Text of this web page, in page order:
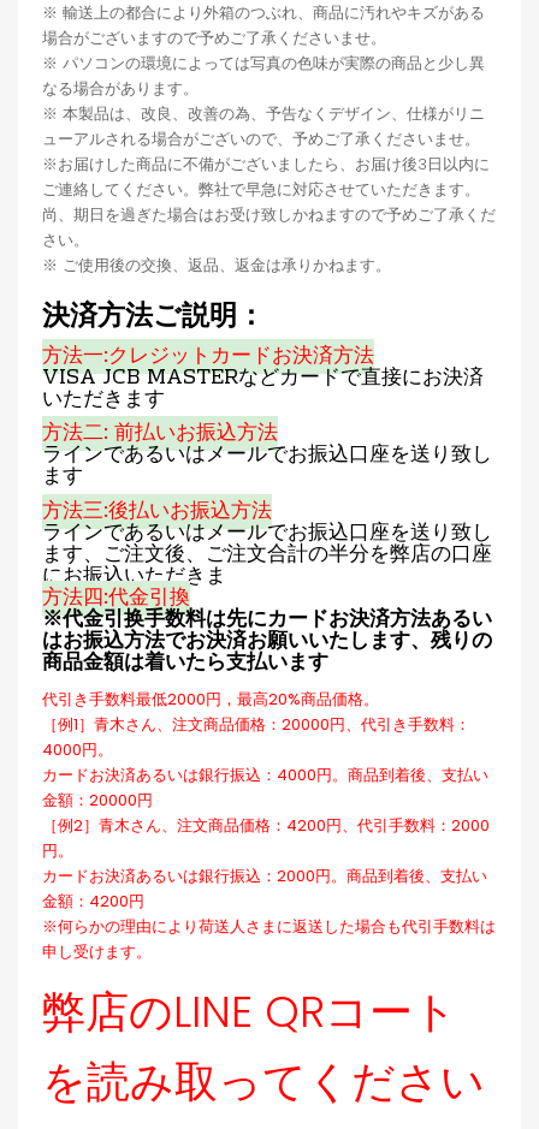
※ 輸送上の都合により外箱のつぶれ、商品に汚れやキズがある
場合がございますので予めご了承くださいませ。
※ パソコンの環境によっては写真の色味が実際の商品と少し異
なる場合があります。
※ 本製品は、改良、改善の為、予告なくデザイン、仕様がリニ
ューアルされる場合がございので、予めご了承くださいませ。
※お届けした商品に不備がございましたら、お届け後3日以内に
ご連絡してください。弊社で早急に対応させていただきます。
尚、期日を過ぎた場合はお受け致しかねますので予めご了承くだ
さい。
※ ご使用後の交換、返品、返金は承りかねます。
決済方法ご説明：
方法一:クレジットカードお決済方法
VISA JCB MASTERなどカードで直接にお決済
いただきます
方法二: 前払いお振込方法
ラインであるいはメールでお振込口座を送り致し
ます
方法三:後払いお振込方法
ラインであるいはメールでお振込口座を送り致し
ます、ご注文後、ご注文合計の半分を弊店の口座
にお振込いただきま
方法四:代金引換
※代金引换手数料は先にカードお決済方法あるい
はお振込方法でお決済お願いいたします、残りの
商品金額は着いたら支払います
代引き手数料最低2000円，最高20%商品価格。
［例1］青木さん、注文商品価格：20000円、代引き手数料：
4000円。
カードお決済あるいは銀行振込：4000円。商品到着後、支払い
金額：20000円
［例2］青木さん、注文商品価格：4200円、代引手数料：2000
円。
カードお決済あるいは銀行振込：2000円。商品到着後、支払い
金額：4200円
※何らかの理由により荷送人さまに返送した場合も代引手数料は
申し受けます。
弊店のLINE QRコート
を読み取ってください